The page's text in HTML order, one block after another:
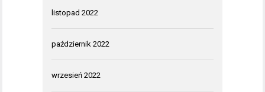
listopad 2022
październik 2022
wrzesień 2022